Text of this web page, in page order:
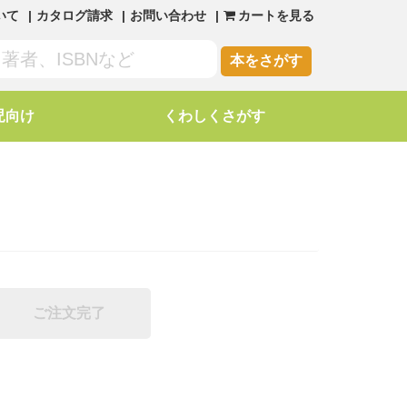
て カタログ請求 お問い合わせ カートを見る
本をさがす
向け くわしくさがす
ご注文完了